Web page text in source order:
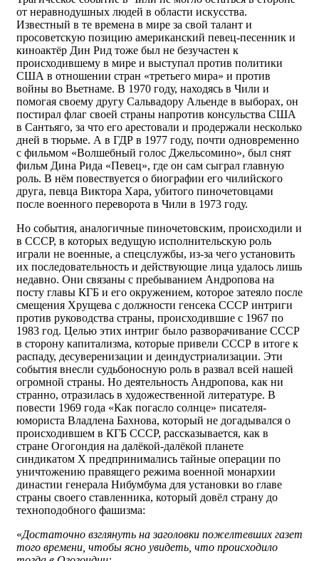
от неравнодушных людей в области искусства.
Известный в те времена в мире за свой талант и
просоветскую позицию американский певец-песенник и
киноактёр Дин Рид тоже был не безучастен к
происходившему в мире и выступал против политики
США в отношении стран «третьего мира» и против
войны во Вьетнаме. В 1970 году, находясь в Чили и
помогая своему другу Сальвадору Альенде в выборах, он
постирал флаг своей страны напротив консульства США
в Сантьяго, за что его арестовали и продержали несколько
дней в тюрьме. А в ГДР в 1977 году, почти одновременно
с фильмом «Волшебный голос Джельсомино», был снят
фильм Дина Рида «Певец», где он сам сыграл главную
роль. В нём повествуется о биографии его чилийского
друга, певца Виктора Хара, убитого пиночетовцами
после военного переворота в Чили в 1973 году.
Но события, аналогичные пиночетовским, происходили и
в СССР, в которых ведущую исполнительскую роль
играли не военные, а спецслужбы, из-за чего установить
их последовательность и действующие лица удалось лишь
недавно. Они связаны с пребыванием Андропова на
посту главы КГБ и его окружением, которое затеяло после
смещения Хрущева с должности генсека СССР интриги
против руководства страны, происходившие с 1967 по
1983 год. Целью этих интриг было разворачивание СССР
в сторону капитализма, которые привели СССР в итоге к
распаду, десуверенизации и деиндустриализации. Эти
события внесли судьбоносную роль в развал всей нашей
огромной страны. Но деятельность Андропова, как ни
странно, отразилась в художественной литературе. В
повести 1969 года «Как погасло солнце» писателя-
юмориста Владлена Бахнова, который не догадывался о
происходившем в КГБ СССР, рассказывается, как в
стране Огогондия на далёкой-далёкой планете
синдикатом Х предпринимались тайные операции по
уничтожению правящего режима военной монархии
династии генерала Нибумбума для установки во главе
страны своего ставленника, который довёл страну до
техноподобного фашизма:
«Достаточно взглянуть на заголовки пожелтевших газет
того времени, чтобы ясно увидеть, что происходило